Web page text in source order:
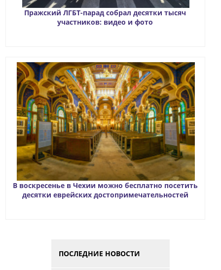
Пражский ЛГБТ-парад собрал десятки тысяч
участников: видео и фото
В воскресенье в Чехии можно бесплатно посетить
десятки еврейских достопримечательностей
ПОСЛЕДНИЕ НОВОСТИ